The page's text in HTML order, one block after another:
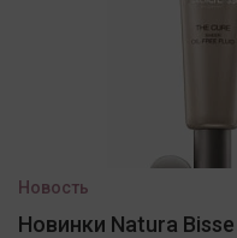
Новость
Новинки Natura Bisse